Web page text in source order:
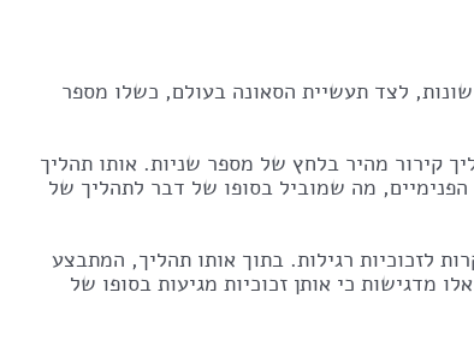
לצד תעשיית הסאונה בעולם, כשלו מספר
שנעה בין 600 ל-620 מעלות צלזיוס ולאחריו תהליך קירור מהיר בלחץ של מספר שניות. אותו תהליך
הפנימיים, מה שמוביל בסופו של דבר לתהליך של
לזכוכיות רגילות. בתוך אותו תהליך, המתבצע
מדגישות כי אותן זכוכיות מגיעות בסופו של